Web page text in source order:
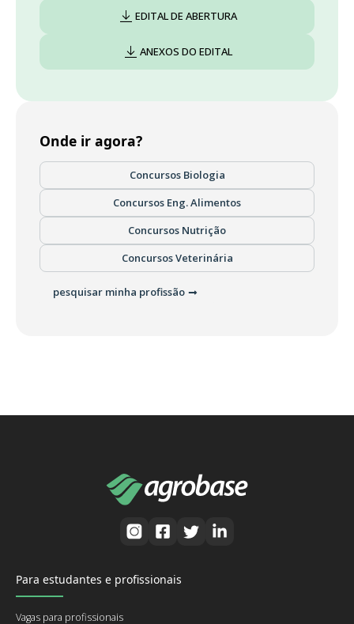
EDITAL DE ABERTURA
ANEXOS DO EDITAL
Onde ir agora?
Concursos Biologia
Concursos Eng. Alimentos
Concursos Nutrição
Concursos Veterinária
pesquisar minha profissão
Para estudantes e profissionais
Vagas para profissionais